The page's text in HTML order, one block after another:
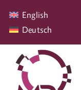
English
Deutsch